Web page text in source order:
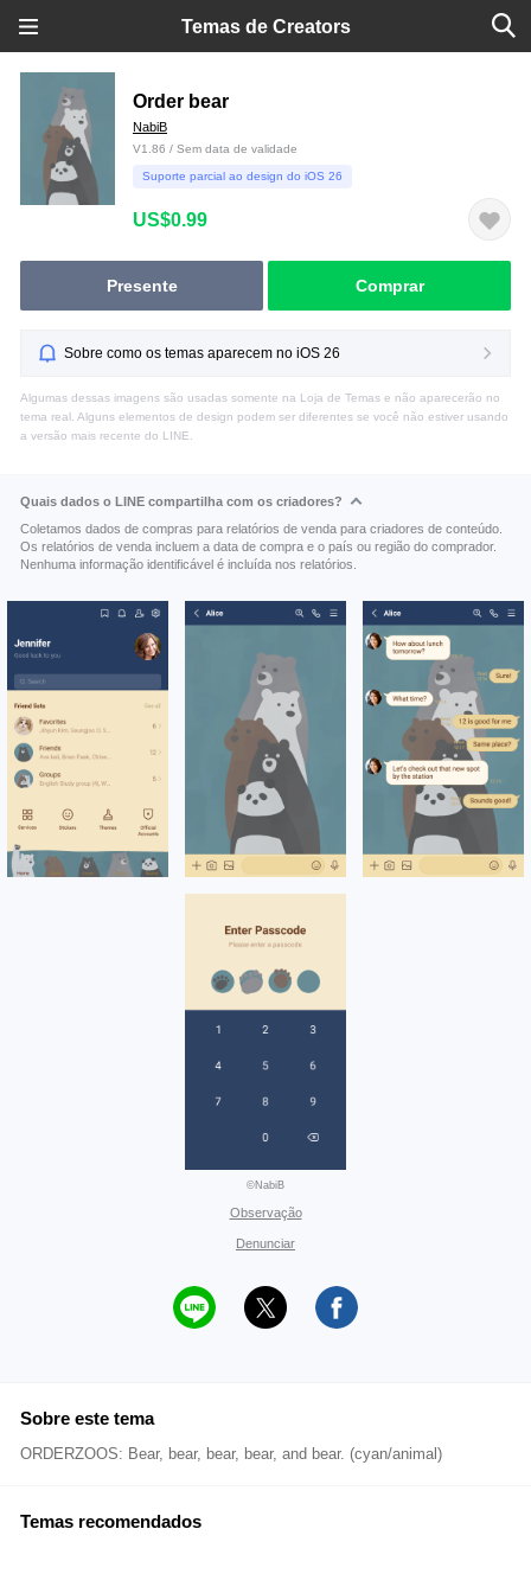
Temas de Creators
Order bear
NabiB
V1.86 / Sem data de validade
Suporte parcial ao design do iOS 26
US$0.99
Presente Comprar
Sobre como os temas aparecem no iOS 26
Algumas dessas imagens são usadas somente na Loja de Temas e não aparecerão no
tema real. Alguns elementos de design podem ser diferentes se você não estiver usando
a versão mais recente do LINE.
Quais dados o LINE compartilha com os criadores?
Coletamos dados de compras para relatórios de venda para criadores de conteúdo.
Os relatórios de venda incluem a data de compra e o país ou região do comprador.
Nenhuma informação identificável é incluída nos relatórios.
©NabiB
Observação
Denunciar
Sobre este tema
ORDERZOOS: Bear, bear, bear, bear, and bear. (cyan/animal)
Temas recomendados